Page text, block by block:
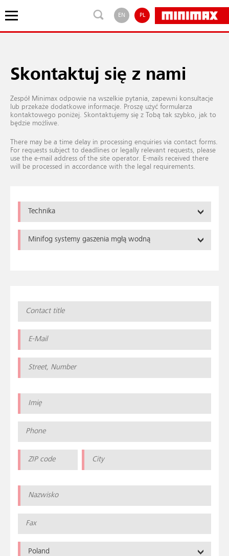
EN PL
Skontaktuj się z nami
Zespół Minimax odpowie na wszelkie pytania, zapewni konsultacje
lub przekaże dodatkowe informacje. Proszę użyć formularza
kontaktowego poniżej. Skontaktujemy się z Tobą tak szybko, jak to
będzie możliwe.
There may be a time delay in processing enquiries via contact forms.
For requests subject to deadlines or legally relevant requests, please
use the e-mail address of the site operator. E-mails received there
will be processed in accordance with the legal requirements.
Technika
Minifog systemy gaszenia mgłą wodną
Poland